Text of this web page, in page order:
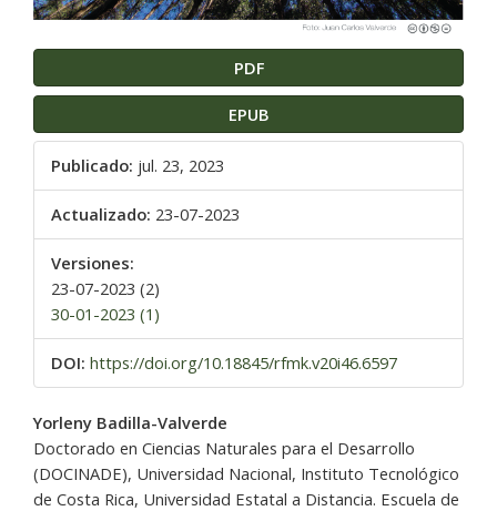
PDF
EPUB
Publicado: jul. 23, 2023
Actualizado: 23-07-2023
Versiones:
23-07-2023 (2)
30-01-2023 (1)
DOI: https://doi.org/10.18845/rfmk.v20i46.6597
Contenido
principal
del
artículo
Yorleny Badilla-Valverde
Doctorado en Ciencias Naturales para el Desarrollo
(DOCINADE), Universidad Nacional, Instituto Tecnológico
de Costa Rica, Universidad Estatal a Distancia. Escuela de